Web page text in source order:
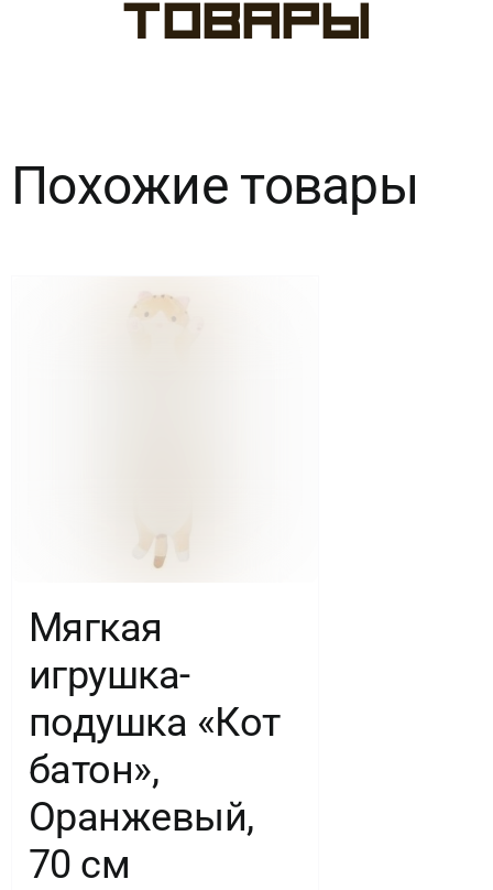
"Единорожка"
товары
Похожие товары
Мягкая
игрушка-
подушка «Кот
батон»,
Оранжевый,
70 см